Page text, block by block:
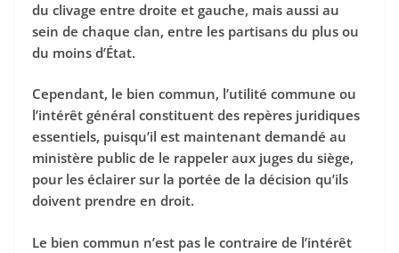
du clivage entre droite et gauche, mais aussi au
sein de chaque clan, entre les partisans du plus ou
du moins d’État.
Cependant, le bien commun, l’utilité commune ou
l’intérêt général constituent des repères juridiques
essentiels, puisqu’il est maintenant demandé au
ministère public de le rappeler aux juges du siège,
pour les éclairer sur la portée de la décision qu’ils
doivent prendre en droit.
Le bien commun n’est pas le contraire de l’intérêt